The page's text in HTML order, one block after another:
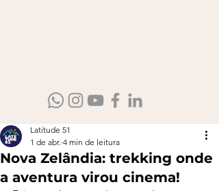
Nova Zelândia: trekking onde
a aventura virou cinema!
Latitude 51
1 de abr. 4 min de leitura